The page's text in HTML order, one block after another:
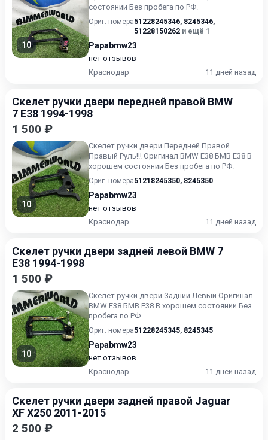
10
состоянии Без пробега по РФ.
Ориг. номера51228245346, 8245346,
51228150262 и ещё 1
Papabmw23
нет отзывов
Краснодар
11 дней назад
Скелет ручки двери передней правой BMW
7 E38 1994-1998
1 500 ₽
10
Скелет ручки двери Передней Правой
Правый Руль!!! Оригинал BMW E38 БМВ Е38 В
хорошем состоянии Без пробега по РФ.
Ориг. номера51218245350, 8245350
Papabmw23
нет отзывов
Краснодар
11 дней назад
Скелет ручки двери задней левой BMW 7
E38 1994-1998
1 500 ₽
10
Скелет ручки двери Задний Левый Оригинал
BMW E38 БМВ Е38 В хорошем состоянии Без
пробега по РФ.
Ориг. номера51228245345, 8245345
Papabmw23
нет отзывов
Краснодар
11 дней назад
Скелет ручки двери задней правой Jaguar
XF X250 2011-2015
2 500 ₽